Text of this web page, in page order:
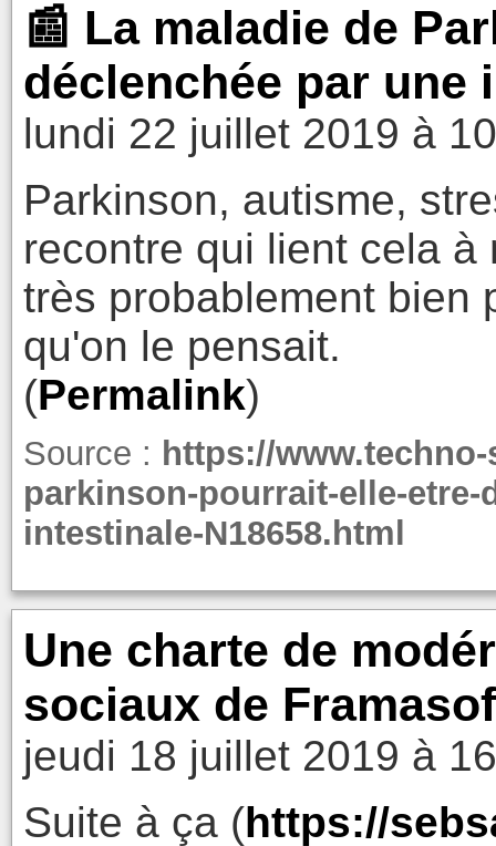
📰 La maladie de
déclenchée par une
lundi 22 juillet 2019 à
Parkinson, autisme,
recontre qui lient cela
très probablement bien
qu'on le pensait.
(Permalink)
Source : https://
parkinson-pourrait-elle-
intestinale-N18658.html
Une charte de
sociaux de
jeudi 18 juillet 2019 à
Suite à ça (https://